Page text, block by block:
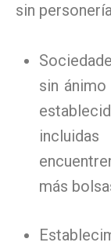
sin
sin
más